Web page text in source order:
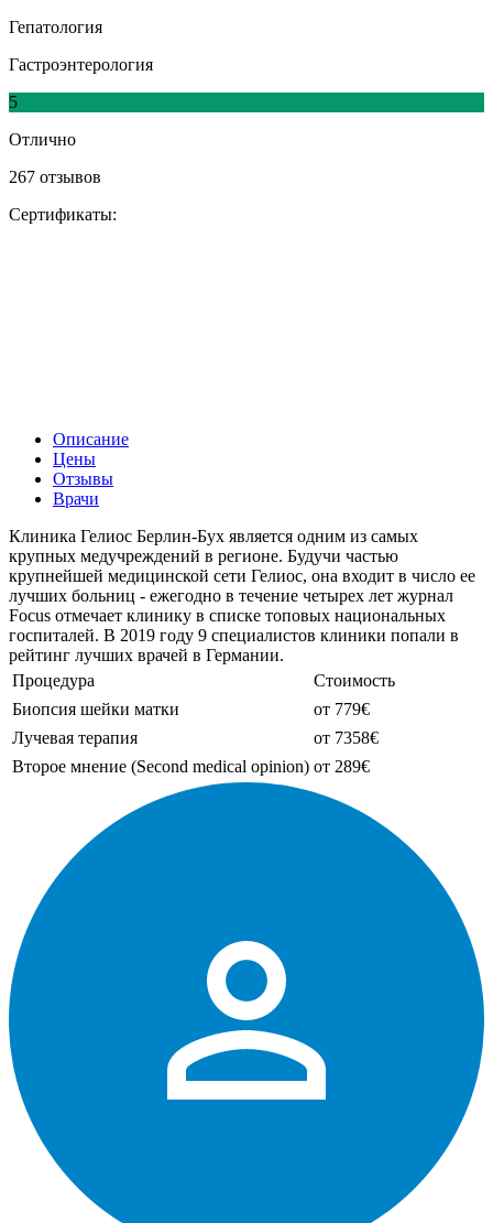
Гепатология
Гастроэнтерология
5
Отлично
267 отзывов
Сертификаты:
Описание
Цены
Отзывы
Врачи
Клиника Гелиос Берлин-Бух является одним из самых
крупных медучреждений в регионе. Будучи частью
крупнейшей медицинской сети Гелиос, она входит в число ее
лучших больниц - ежегодно в течение четырех лет журнал
Focus отмечает клинику в списке топовых национальных
госпиталей. В 2019 году 9 специалистов клиники попали в
рейтинг лучших врачей в Германии.
Процедура
Стоимость
Биопсия шейки матки
от 779€
Лучевая терапия
от 7358€
Второе мнение (Second medical opinion) от 289€